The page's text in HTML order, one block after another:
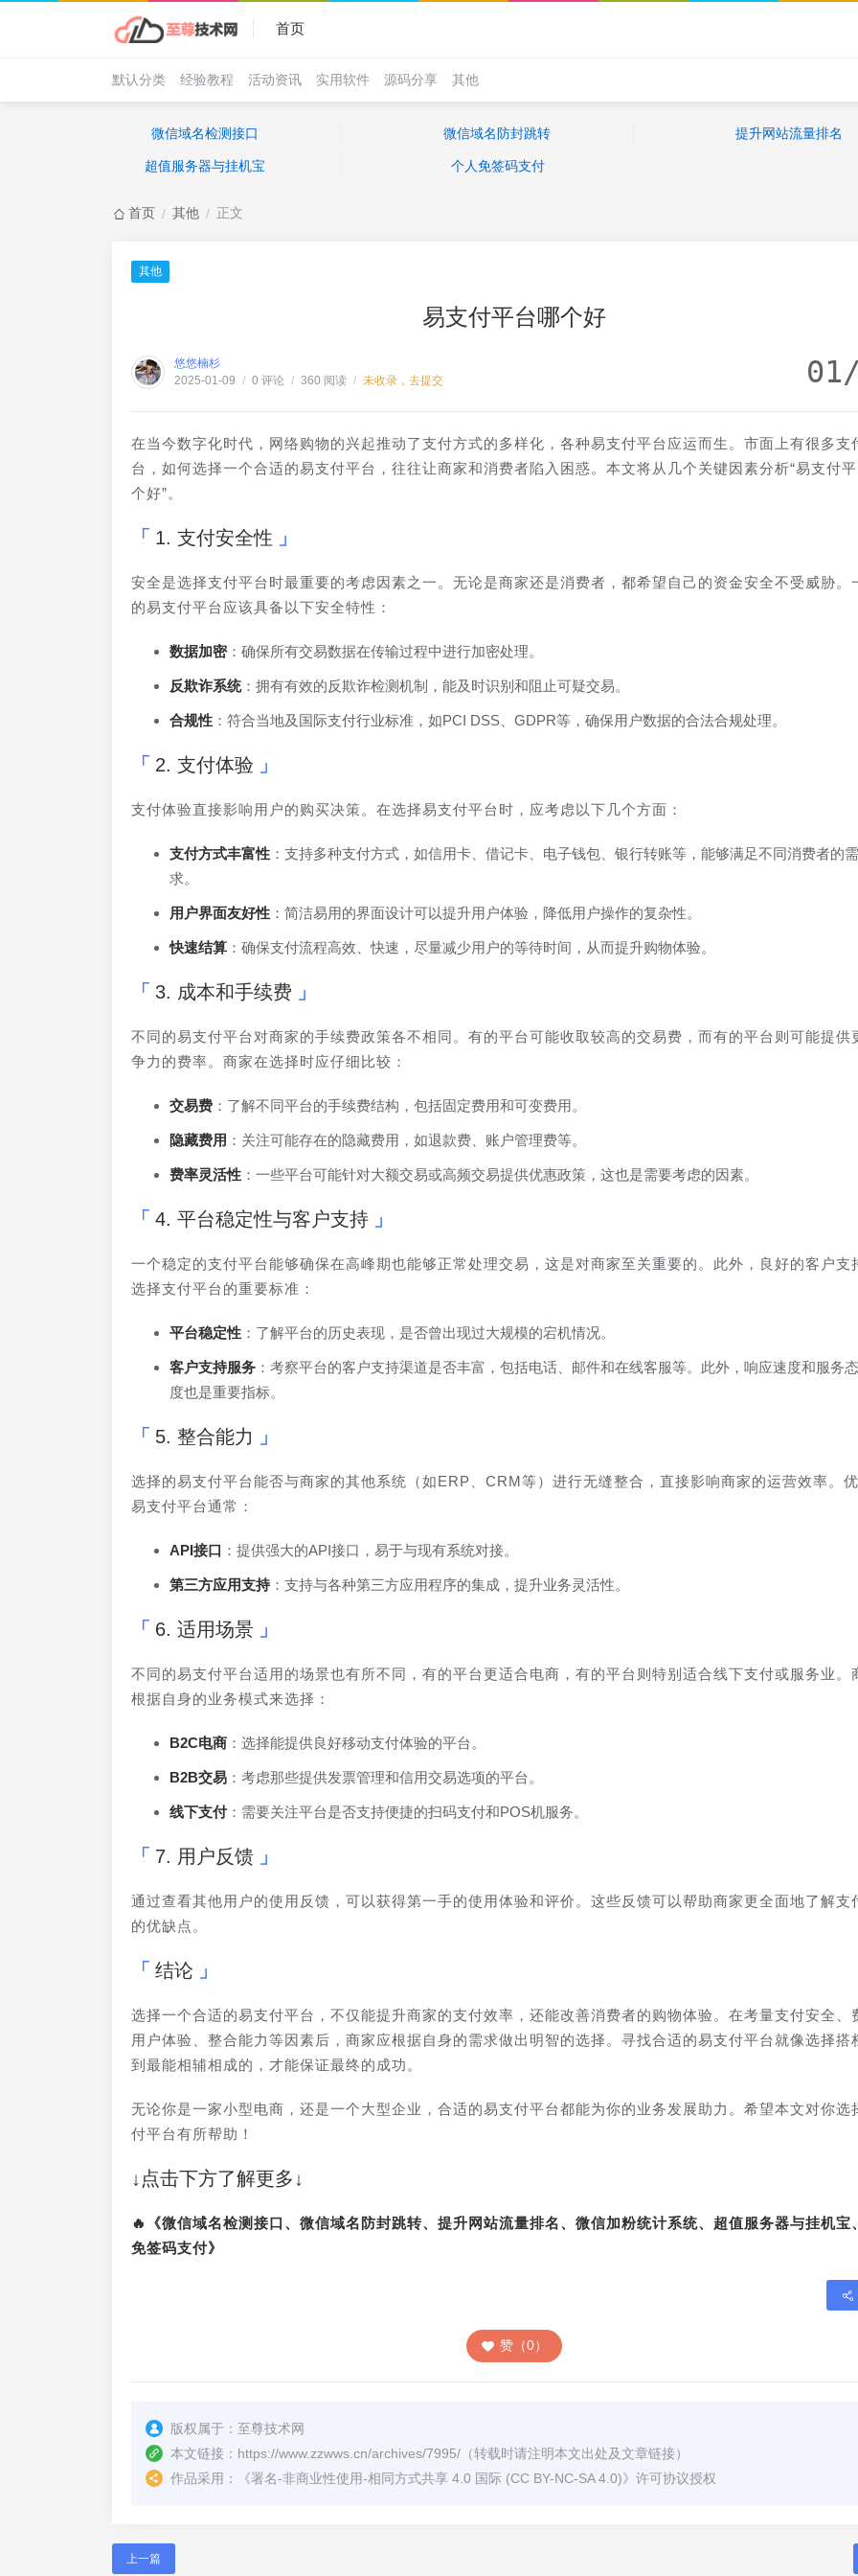
首页
默认分类 经验教程 活动资讯 实用软件 源码分享 其他
微信域名检测接口 微信域名防封跳转 提升网站流量排名
超值服务器与挂机宝 个人免签码支付
首页 / 其他 / 正文
其他
易支付平台哪个好
悠悠楠杉
2025-01-09 / 0 评论 / 360 阅读 / 未收录，去提交
在当今数字化时代，网络购物的兴起推动了支付方式的多样化，各种易支付平台应运而生。市面上有很多支
台，如何选择一个合适的易支付平台，往往让商家和消费者陷入困惑。本文将从几个关键因素分析“易支付
个好”。
1. 支付安全性
安全是选择支付平台时最重要的考虑因素之一。无论是商家还是消费者，都希望自己的资金安全不受威胁。
的易支付平台应该具备以下安全特性：
数据加密：确保所有交易数据在传输过程中进行加密处理。
反欺诈系统：拥有有效的反欺诈检测机制，能及时识别和阻止可疑交易。
合规性 ：符合当地及国际支付行业标准，如PCI DSS、GDPR等，确保用户数据的合法合规处理。
2. 支付体验
支付体验直接影响用户的购买决策。在选择易支付平台时，应考虑以下几个方面：
支付方式丰富性 ：支持多种支付方式，如信用卡、借记卡、电子钱包、银行转账等，能够满足不同消费者的需
求。
用户界面友好性 ：简洁易用的界面设计可以提升用户体验，降低用户操作的复杂性。
快速结算 ：确保支付流程高效、快速，尽量减少用户的等待时间，从而提升购物体验。
3. 成本和手续费
不同的易支付平台对商家的手续费政策各不相同。有的平台可能收取较高的交易费，而有的平台则可能提供
争力的费率。商家在选择时应仔细比较：
交易费 ：了解不同平台的手续费结构，包括固定费用和可变费用。
隐藏费用 ：关注可能存在的隐藏费用，如退款费、账户管理费等。
费率灵活性 ：一些平台可能针对大额交易或高频交易提供优惠政策，这也是需要考虑的因素。
4. 平台稳定性与客户支持
一个稳定的支付平台能够确保在高峰期也能够正常处理交易，这是对商家至关重要的。此外，良好的客户支
选择支付平台的重要标准：
平台稳定性 ：了解平台的历史表现，是否曾出现过大规模的宕机情况。
客户支持服务 ：考察平台的客户支持渠道是否丰富，包括电话、邮件和在线客服等。此外，响应速度和服务态
度也是重要指标。
5. 整合能力
选择的易支付平台能否与商家的其他系统（如ERP、CRM等）进行无缝整合，直接影响商家的运营效率。
易支付平台通常：
API接口 ：提供强大的API接口，易于与现有系统对接。
第三方应用支持：支持与各种第三方应用程序的集成，提升业务灵活性。
6. 适用场景
不同的易支付平台适用的场景也有所不同，有的平台更适合电商，有的平台则特别适合线下支付或服务业。
根据自身的业务模式来选择：
B2C电商 ：选择能提供良好移动支付体验的平台。
B2B交易 ：考虑那些提供发票管理和信用交易选项的平台。
线下支付：需要关注平台是否支持便捷的扫码支付和POS机服务。
7. 用户反馈
通过查看其他用户的使用反馈，可以获得第一手的使用体验和评价。这些反馈可以帮助商家更全面地了解支
的优缺点。
结论
选择一个合适的易支付平台，不仅能提升商家的支付效率，还能改善消费者的购物体验。在考量支付安全、
用户体验、整合能力等因素后，商家应根据自身的需求做出明智的选择。寻找合适的易支付平台就像选择搭
到最能相辅相成的，才能保证最终的成功。
无论你是一家小型电商，还是一个大型企业，合适的易支付平台都能为你的业务发展助力。希望本文对你选
付平台有所帮助！
↓点击下方了解更多↓
🔥《微信域名检测接口、微信域名防封跳转、提升网站流量排名、微信加粉统计系统、超值服务器与挂机宝
免签码支付》
赞（0）
版权属于： 至尊技术网
本文链接： https://www.zzwws.cn/archives/7995/ （转载时请注明本文出处及文章链接）
作品采用：
《署名-非商业性使用-相同方式共享 4.0 国际 (CC BY-NC-SA 4.0)》许可协议授权
上一篇